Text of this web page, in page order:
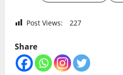
Post Views: 227
Share